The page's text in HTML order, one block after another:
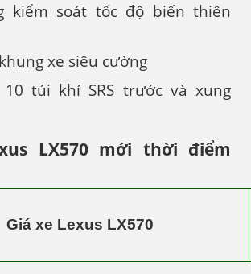
kiểm soát tốc độ biến thiên
xe siêu cường
túi khí SRS trước và xung
LX570 mới thời điểm
Giá xe Lexus LX570